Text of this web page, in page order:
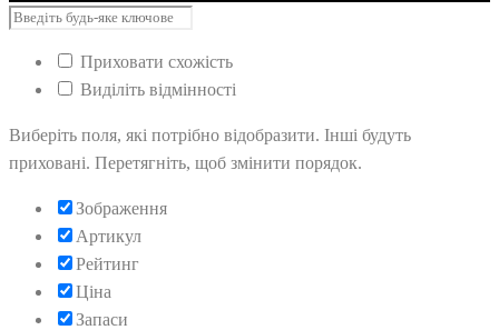
Приховати схожість
Виділіть відмінності
Виберіть поля, які потрібно відобразити. Інші будуть
приховані. Перетягніть, щоб змінити порядок.
Зображення
Артикул
Рейтинг
Ціна
Запаси